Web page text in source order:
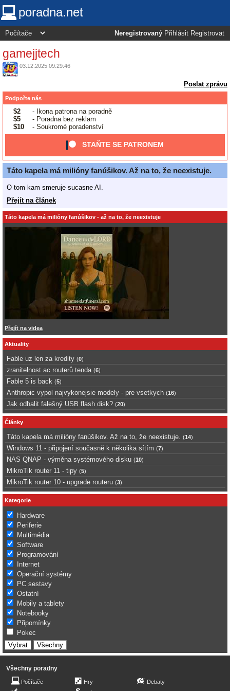
poradna.net
Neregistrovaný Přihlásit Registrovat
gamejjtech
03.12.2025 09:29:46
Poslat zprávu
Podpořte nás
$2
- Ikona patrona na poradně
$5
- Poradna bez reklam
$10
- Soukromé poradenství
STAŇTE SE PATRONEM
Táto kapela má milióny fanúšikov. Až na to, že neexistuje.
O tom kam smeruje sucasne AI.
Přejít na článek
Táto kapela má milióny fanúšikov - až na to, že neexistuje
Přejít na videa
Aktuality
Fable uz len za kredity (0)
zranitelnost ac routerů tenda (6)
Fable 5 is back (5)
Anthropic vypol najvykonejsie modely - pre vsetkych (16)
Jak odhalit falešný USB flash disk? (20)
Články
Táto kapela má milióny fanúšikov. Až na to, že neexistuje. (14)
Windows 11 - připojení současně k několika sítím (7)
NAS QNAP - výměna systémového disku (10)
MikroTik router 11 - tipy (5)
MikroTik router 10 - upgrade routeru (3)
Kategorie
Hardware
Periferie
Multimédia
Software
Programování
Internet
Operační systémy
PC sestavy
Ostatní
Mobily a tablety
Notebooky
Připomínky
Pokec
Všechny poradny
Počítače
Hry
Debaty